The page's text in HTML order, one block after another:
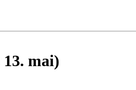
mai)